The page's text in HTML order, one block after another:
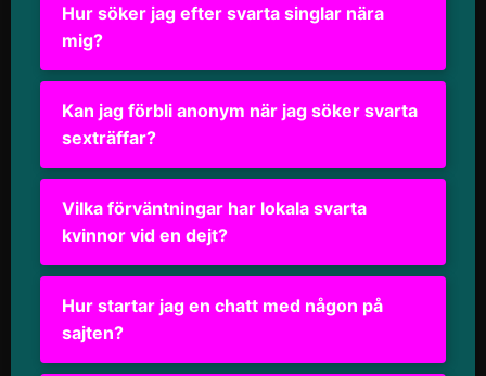
Hur söker jag efter svarta singlar nära
mig?
Kan jag förbli anonym när jag söker svarta
sexträffar?
Vilka förväntningar har lokala svarta
kvinnor vid en dejt?
Hur startar jag en chatt med någon på
sajten?